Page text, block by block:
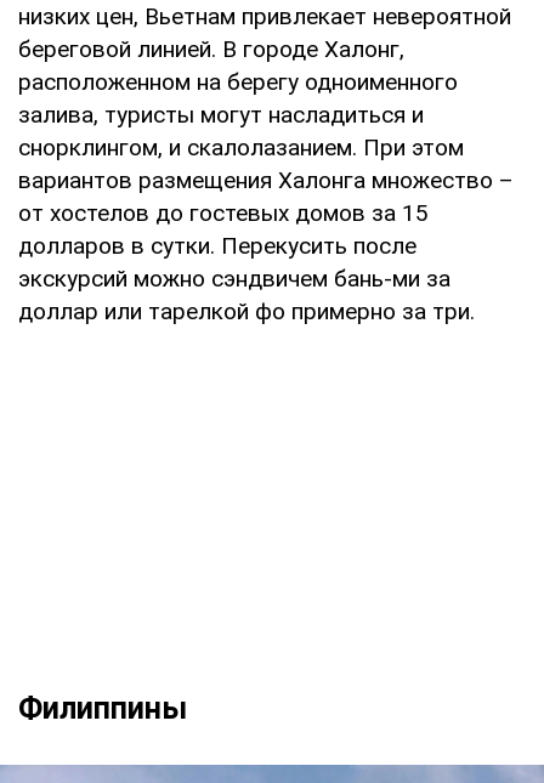
низких цен, Вьетнам привлекает невероятной
береговой линией. В городе Халонг,
расположенном на берегу одноименного
залива, туристы могут насладиться и
снорклингом, и скалолазанием. При этом
вариантов размещения Халонга множество –
от хостелов до гостевых домов за 15
долларов в сутки. Перекусить после
экскурсий можно сэндвичем бань-ми за
доллар или тарелкой фо примерно за три.
Филиппины